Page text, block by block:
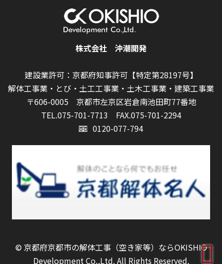
株式会社 沖潮開発
建設業許可：京都府知事許可【特定第28197号】
解体工事業・とび・土工工事業・土木工事業・建築工事業
〒606-0005 京都市左京区岩倉南池田町77番地
TEL.075-701-7713 FAX.075-701-2294
0120-077-794
© 京都府京都市の解体工事（空き家等）ならOKISHIO
Development Co.,Ltd. All Rights Reserved.